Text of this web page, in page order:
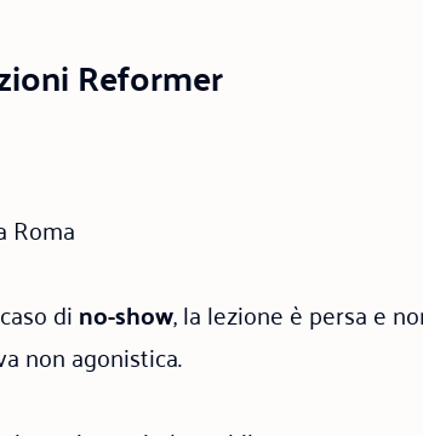
Reformer
Roma
dino-show, la lezione è persa e
non agonistica.